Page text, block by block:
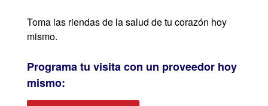
Toma las riendas de la salud de tu corazón hoy
mismo.
Programa tu visita con un proveedor hoy
mismo: